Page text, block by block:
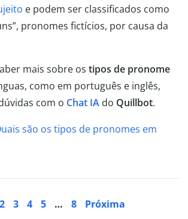
e podem ser classificados como
pronomes fictícios, por causa da
mais sobre os tipos de pronome
como em português e inglês,
com o Chat IA do Quillbot.
são os tipos de pronomes em
2 3 4 5 … 8 Próxima